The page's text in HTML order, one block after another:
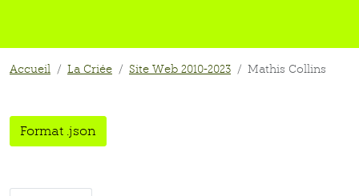
Accueil La Criée Site Web 2010-2023 Mathis Collins
Format .json